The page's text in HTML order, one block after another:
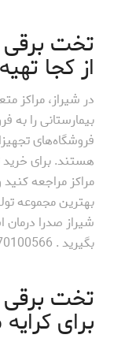
تخت برقی
از کجا
در شیراز، مراکز
بیمارستانی را به
فروشگاه‌های
هستند. برای خرید
مراکز مراجعه
بهترین مجموعه
شیراز صدرا
بگیرید . 09170100566 مهندس رضایی
تخت برقی
برای